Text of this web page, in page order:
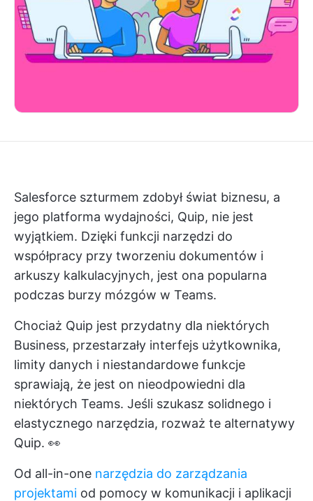
Salesforce szturmem zdobył świat biznesu, a
jego platforma wydajności, Quip, nie jest
wyjątkiem. Dzięki funkcji narzędzi do
współpracy przy tworzeniu dokumentów i
arkuszy kalkulacyjnych, jest ona popularna
podczas burzy mózgów w Teams.
Chociaż Quip jest przydatny dla niektórych
Business, przestarzały interfejs użytkownika,
limity danych i niestandardowe funkcje
sprawiają, że jest on nieodpowiedni dla
niektórych Teams. Jeśli szukasz solidnego i
elastycznego narzędzia, rozważ te alternatywy
Quip. 👀
Od all-in-one narzędzia do zarządzania
projektami od pomocy w komunikacji i aplikacji